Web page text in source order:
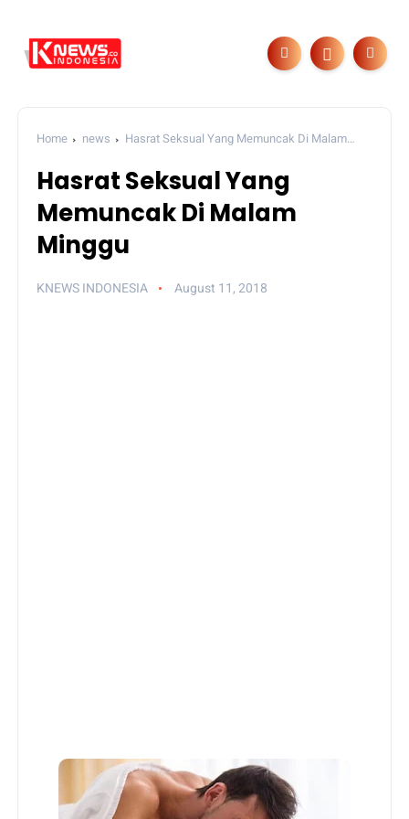
Home news
Hasrat Seksual Yang Memuncak Di Malam
Hasrat Seksual Yang
Memuncak Di Malam
Minggu
KNEWS INDONESIA August 11, 2018